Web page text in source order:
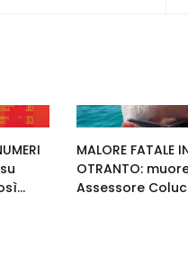
MALORE FATALE
OTRANTO:
Assessore